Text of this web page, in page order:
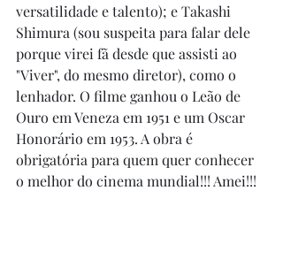
versatilidade e talento); e Takashi
Shimura (sou suspeita para falar dele
porque virei fã desde que assisti ao
"Viver", do mesmo diretor), como o
lenhador. O filme ganhou o Leão de
Ouro em Veneza em 1951 e um Oscar
Honorário em 1953. A obra é
obrigatória para quem quer conhecer
o melhor do cinema mundial!!! Amei!!!